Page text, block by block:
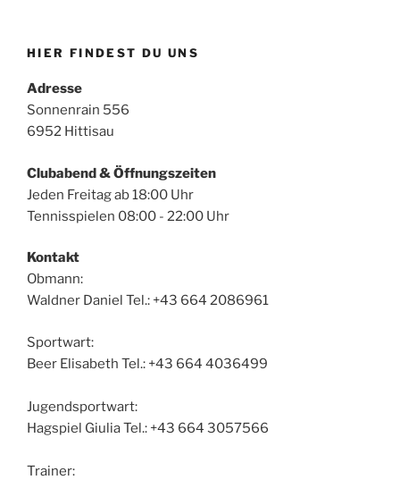
HIER FINDEST DU UNS
Adresse
Sonnenrain 556
6952 Hittisau
Clubabend & Öffnungszeiten
Jeden Freitag ab 18:00 Uhr
Tennisspielen 08:00 - 22:00 Uhr
Kontakt
Obmann:
Waldner Daniel Tel.: +43 664 2086961
Sportwart:
Beer Elisabeth Tel.: +43 664 4036499
Jugendsportwart:
Hagspiel Giulia Tel.: +43 664 3057566
Trainer: